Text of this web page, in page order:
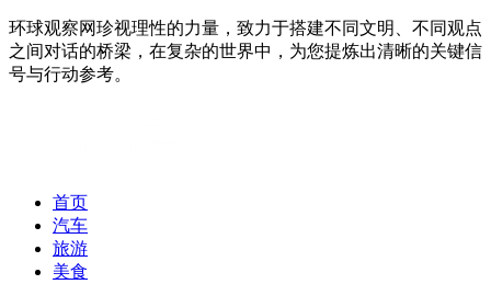
环球观察网珍视理性的力量，致力于搭建不同文明、不同观点
之间对话的桥梁，在复杂的世界中，为您提炼出清晰的关键信
号与行动参考。
首页
汽车
旅游
美食